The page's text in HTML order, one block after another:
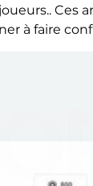
Ces
à faire